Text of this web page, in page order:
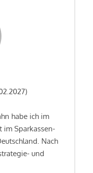
habe ich im
im Sparkassen-
Nach
und